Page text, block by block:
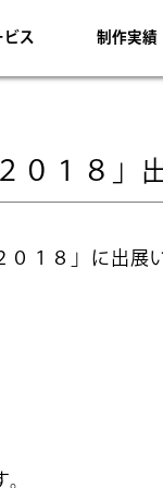
ビス 制作実績
０１８」
１８」に出展